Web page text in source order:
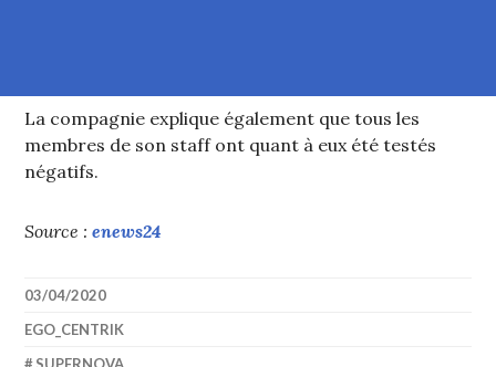
La compagnie explique également que tous les
membres de son staff ont quant à eux été testés
négatifs.
Source :enews24
03/04/2020
EGO_CENTRIK